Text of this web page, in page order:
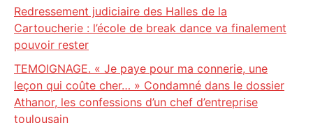
Redressement judiciaire des Halles de la
Cartoucherie : l’école de break dance va finalement
pouvoir rester
TEMOIGNAGE. « Je paye pour ma connerie, une
leçon qui coûte cher… » Condamné dans le dossier
Athanor, les confessions d’un chef d’entreprise
toulousain